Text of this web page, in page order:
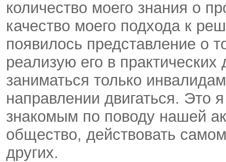
количество моего знания о
качество моего подхода к
появилось представление о
реализую его в
заниматься только
направлении двигаться. Это
знакомым по поводу нашей
общество, действовать
других.